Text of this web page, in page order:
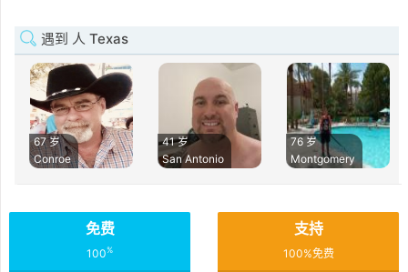
遇到 人 Texas
67 岁
Conroe
41 岁
San Antonio
76 岁
Montgomery
免费
100%
支持
100%免费